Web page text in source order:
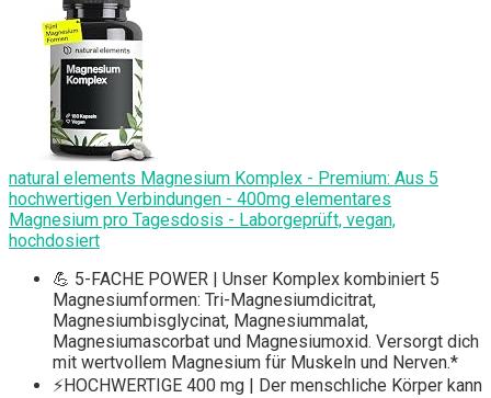
natural elements Magnesium Komplex - Premium: Aus 5
hochwertigen Verbindungen - 400mg elementares
Magnesium pro Tagesdosis - Laborgeprüft, vegan,
hochdosiert
💪 5-FACHE POWER | Unser Komplex kombiniert 5
Magnesiumformen: Tri-Magnesiumdicitrat,
Magnesiumbisglycinat, Magnesiummalat,
Magnesiumascorbat und Magnesiumoxid. Versorgt dich
mit wertvollem Magnesium für Muskeln und Nerven.*
⚡️HOCHWERTIGE 400 mg | Der menschliche Körper kann